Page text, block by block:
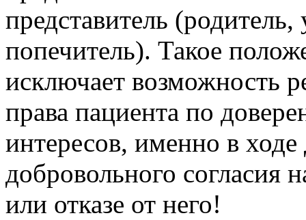
представитель
попечитель). Такое
исключает возможность
права пациента по
интересов, именно в
добровольного согласия
или отказе от него!